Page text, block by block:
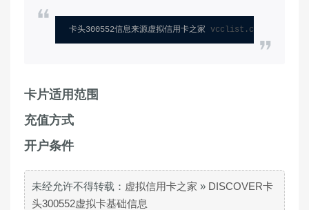
卡头300552信息来源虚拟信用卡之家 vcclist.com
卡片适用范围
充值方式
开户条件
未经允许不得转载： 虚拟信用卡之家 » DISCOVER卡
头300552虚拟卡基础信息